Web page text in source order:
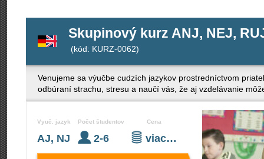
Skupinový kurz ANJ, NEJ,
(kód: KURZ-0062)
Venujeme sa výučbe cudzích jazykov prostredníctvom
odbúraní strachu, stresu a naučí vás, že aj vzdelávanie
Vyuč. jazyk
AJ, NJ
Počet študentov
2-6
Cena
viac…